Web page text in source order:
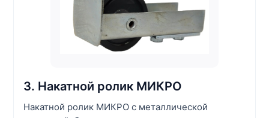
3. Накатной ролик МИКРО
Накатной ролик МИКРО с металлической